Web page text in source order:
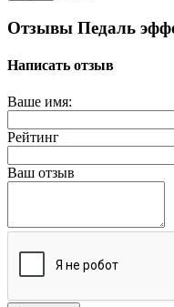
Отзывы Педаль
Написать отзыв
Ваше имя:
Рейтинг
Ваш отзыв